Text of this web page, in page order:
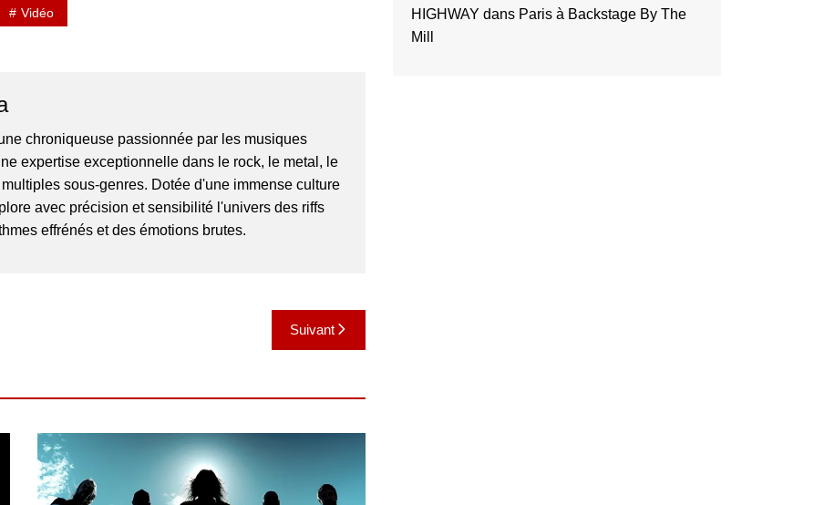
Vidéo
chroniqueuse passionnée par les musiques
expertise exceptionnelle dans le rock, le metal, le
sous-genres. Dotée d'une immense culture
avec précision et sensibilité l'univers des riffs
effrénés et des émotions brutes.
Suivant
HIGHWAY dans Paris à Backstage By The
Mill